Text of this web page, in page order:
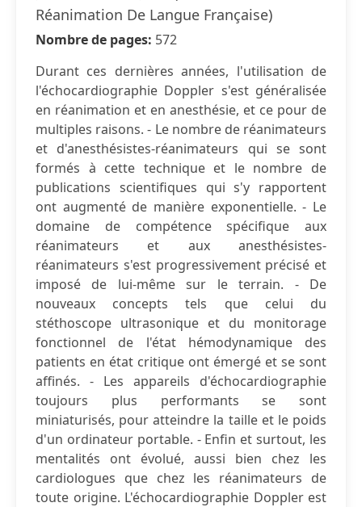
Réanimation De Langue Française)
Nombre de pages: 572
Durant ces dernières années, l'utilisation de
l'échocardiographie Doppler s'est généralisée
en réanimation et en anesthésie, et ce pour de
multiples raisons. - Le nombre de réanimateurs
et d'anesthésistes-réanimateurs qui se sont
formés à cette technique et le nombre de
publications scientifiques qui s'y rapportent
ont augmenté de manière exponentielle. - Le
domaine de compétence spécifique aux
réanimateurs et aux anesthésistes-
réanimateurs s'est progressivement précisé et
imposé de lui-même sur le terrain. - De
nouveaux concepts tels que celui du
stéthoscope ultrasonique et du monitorage
fonctionnel de l'état hémodynamique des
patients en état critique ont émergé et se sont
affinés. - Les appareils d'échocardiographie
toujours plus performants se sont
miniaturisés, pour atteindre la taille et le poids
d'un ordinateur portable. - Enfin et surtout, les
mentalités ont évolué, aussi bien chez les
cardiologues que chez les réanimateurs de
toute origine. L'échocardiographie Doppler est